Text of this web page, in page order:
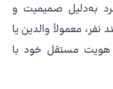
به‌دلیل صمیمیت و
معمولاً والدین یا
مستقل خود با